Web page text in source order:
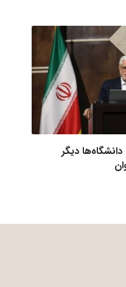
دانشگاه‌ها دیگر